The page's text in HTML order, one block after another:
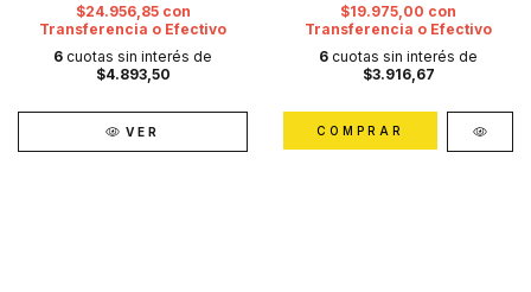
$24.956,85 con
Transferencia o Efectivo
6 cuotas sin interés de
$4.893,50
VER
$19.975,00 con
Transferencia o Efectivo
6 cuotas sin interés de
$3.916,67